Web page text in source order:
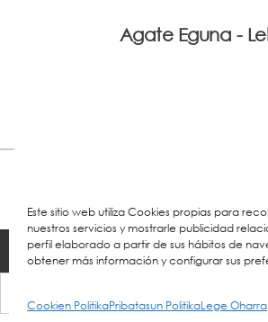
Este sitio web utiliza Cookies propias para
nuestros servicios y mostrarle publicidad
perfil elaborado a partir de sus hábitos de
obtener más información y configurar sus
Cookien PolitikaPribatasun PolitikaLege Oharra
Agate Eguna -
© 2023 Colegio URKIDE